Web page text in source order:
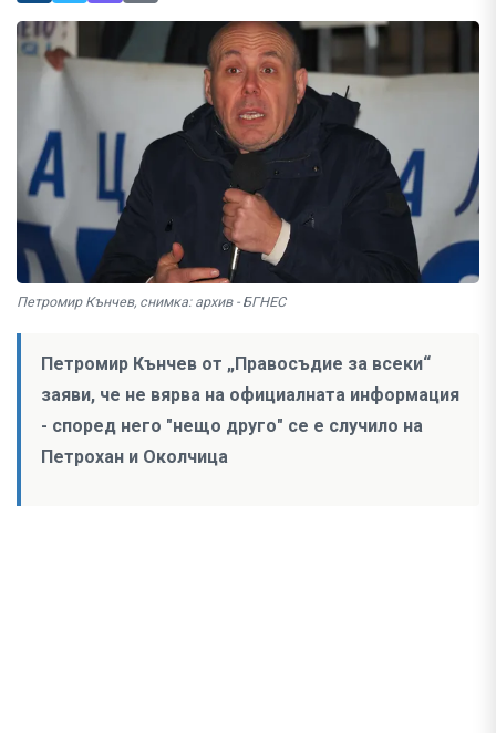
Петромир Кънчев, снимка: архив - БГНЕС
Петромир Кънчев от „Правосъдие за всеки“
заяви, че не вярва на официалната информация
- според него "нещо друго" се е случило на
Петрохан и Околчица